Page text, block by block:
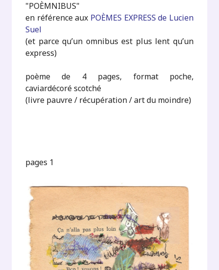
"POÈMNIBUS"
en référence aux POÈMES EXPRESS de Lucien
Suel
(et parce qu’un omnibus est plus lent qu’un
express)
poème de 4 pages, format poche,
caviardécoré scotché
(livre pauvre / récupération / art du moindre)
pages 1